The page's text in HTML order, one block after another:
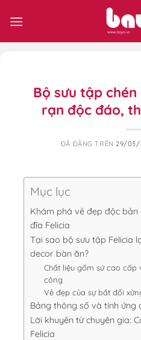
đến
Bộ sưu tập
rạn độc đáo,
ĐÃ ĐĂNG TRÊN29/03/
Mục lục
Khám phá vẻ đẹp độc bản
đĩa Felicia
Tại sao bộ sưu tập Felicia
decor bàn ăn?
Chất liệu gốm sứ cao cấp
công
Vẻ đẹp của sự bất đối
Bảng thông số và tính ứng
Lời khuyên từ chuyên gia:
Felicia